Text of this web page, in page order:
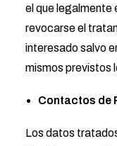
el que legalmente
revocarse el
interesado salvo
mismos previstos
Contactos de
Los datos